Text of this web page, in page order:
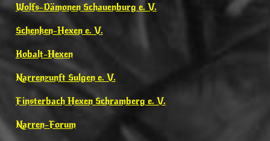
Wolfs-Dämonen Schauenburg e. V.
Schenken-Hexen e. V.
Kobalt-Hexen
Narrenzunft Sulgen e. V.
Finsterbach Hexen Schramberg e. V.
Narren-Forum